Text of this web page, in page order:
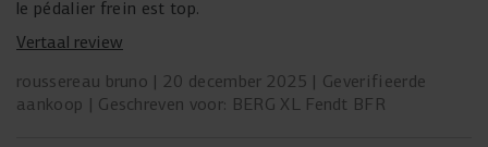
Vertaal review
roussereau bruno
20 december 2025
Geverifieerde
aankoop
Geschreven voor: BERG XL Fendt BFR